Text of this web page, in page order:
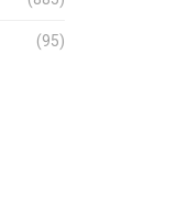
(95)